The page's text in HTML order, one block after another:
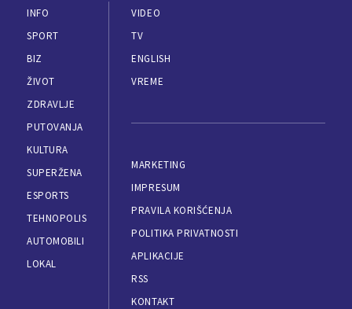
INFO
SPORT
BIZ
ŽIVOT
ZDRAVLJE
PUTOVANJA
KULTURA
SUPERŽENA
ESPORTS
TEHNOPOLIS
AUTOMOBILI
LOKAL
VIDEO
TV
ENGLISH
VREME
MARKETING
IMPRESUM
PRAVILA KORIŠĆENJA
POLITIKA PRIVATNOSTI
APLIKACIJE
RSS
KONTAKT